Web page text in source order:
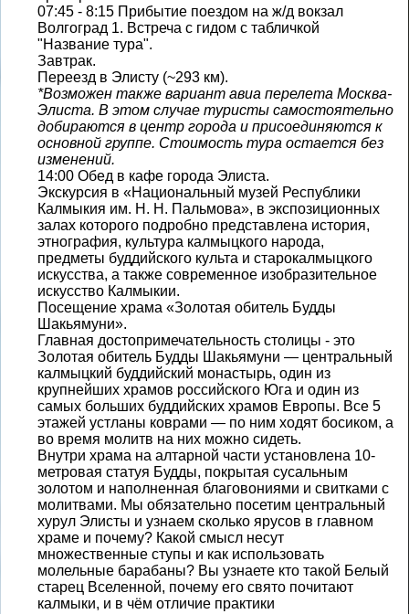
07:45 - 8:15 Прибытие поездом на ж/д вокзал
Волгоград 1. Встреча с гидом с табличкой
"Название тура".
Завтрак.
Переезд в Элисту (~293 км).
*Возможен также вариант авиа перелета Москва-
Элиста. В этом случае туристы самостоятельно
добираются в центр города и присоединяются к
основной группе. Стоимость тура остается без
изменений.
14:00 Обед в кафе города Элиста.
Экскурсия в «Национальный музей Республики
Калмыкия им. Н. Н. Пальмова», в экспозиционных
залах которого подробно представлена история,
этнография, культура калмыцкого народа,
предметы буддийского культа и старокалмыцкого
искусства, а также современное изобразительное
искусство Калмыкии.
Посещение храма «Золотая обитель Будды
Шакьямуни».
Главная достопримечательность столицы - это
Золотая обитель Будды Шакьямуни — центральный
калмыцкий буддийский монастырь, один из
крупнейших храмов российского Юга и один из
самых больших буддийских храмов Европы. Все 5
этажей устланы коврами — по ним ходят босиком, а
во время молитв на них можно сидеть.
Внутри храма на алтарной части установлена 10-
метровая статуя Будды, покрытая сусальным
золотом и наполненная благовониями и свитками с
молитвами. Мы обязательно посетим центральный
хурул Элисты и узнаем сколько ярусов в главном
храме и почему? Какой смысл несут
множественные ступы и как использовать
молельные барабаны? Вы узнаете кто такой Белый
старец Вселенной, почему его свято почитают
калмыки, и в чём отличие практики